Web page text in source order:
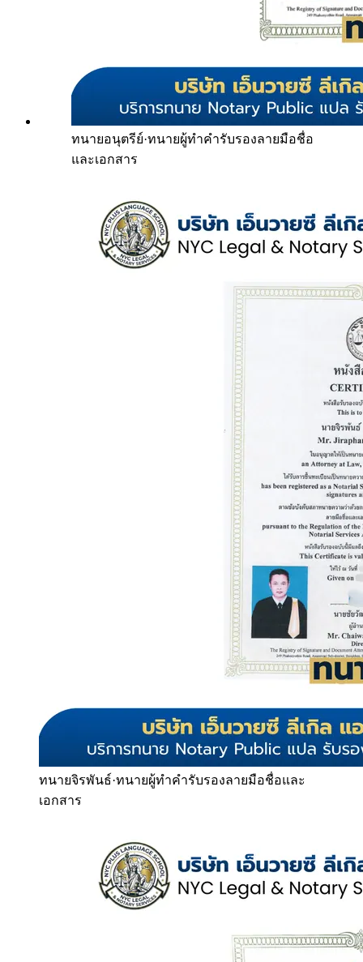
ทนายอนุตรีย์·ทนายผู้ทำคำรับรองลายมือชื่อ
และเอกสาร
ทนายจิรพันธ์·ทนายผู้ทำคำรับรองลายมือชื่อและ
เอกสาร